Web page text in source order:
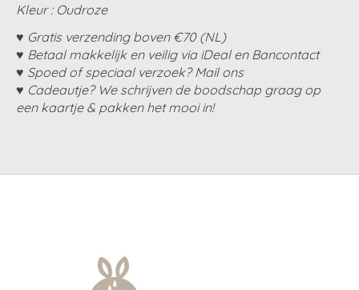
Kleur : Oudroze
♥ Gratis verzending boven €70 (NL)
♥ Betaal makkelijk en veilig via iDeal en Bancontact
♥ Spoed of speciaal verzoek? Mail ons
♥ Cadeautje? We schrijven de boodschap graag op
een kaartje & pakken het mooi in!